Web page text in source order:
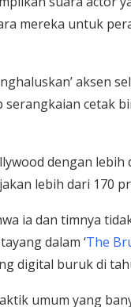
mereka untuk
aksen
cetak
dengan lebih
lebih dari 170
ia dan timnya
dalam ‘The
digital buruk di
umum yang